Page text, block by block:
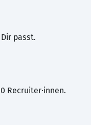
passt.
Recruiter·innen.